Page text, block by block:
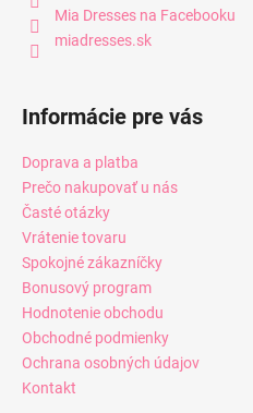
Mia Dresses na Facebooku
miadresses.sk
Informácie pre vás
Doprava a platba
Prečo nakupovať u nás
Časté otázky
Vrátenie tovaru
Spokojné zákazníčky
Bonusový program
Hodnotenie obchodu
Obchodné podmienky
Ochrana osobných údajov
Kontakt